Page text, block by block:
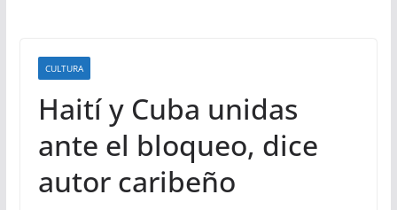
CULTURA
Haití y Cuba unidas
ante el bloqueo, dice
autor caribeño